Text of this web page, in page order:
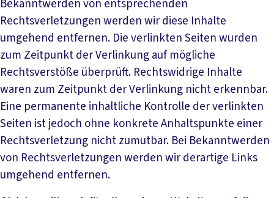
Bekanntwerden von entsprechenden
Rechtsverletzungen werden wir diese Inhalte
umgehend entfernen. Die verlinkten Seiten wurden
zum Zeitpunkt der Verlinkung auf mögliche
Rechtsverstöße überprüft. Rechtswidrige Inhalte
waren zum Zeitpunkt der Verlinkung nicht erkennbar.
Eine permanente inhaltliche Kontrolle der verlinkten
Seiten ist jedoch ohne konkrete Anhaltspunkte einer
Rechtsverletzung nicht zumutbar. Bei Bekanntwerden
von Rechtsverletzungen werden wir derartige Links
umgehend entfernen.